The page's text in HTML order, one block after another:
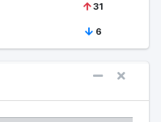
31
6